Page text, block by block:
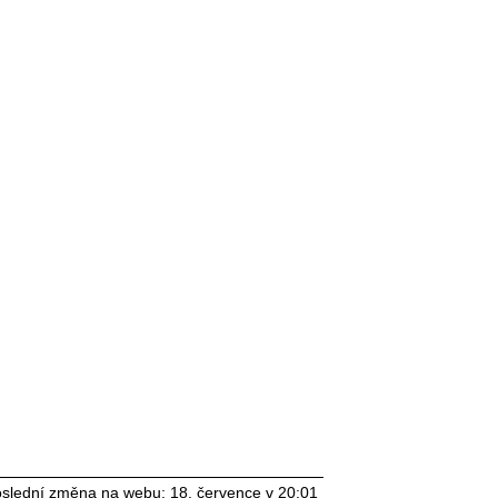
změna na webu: 18. července v 20:01